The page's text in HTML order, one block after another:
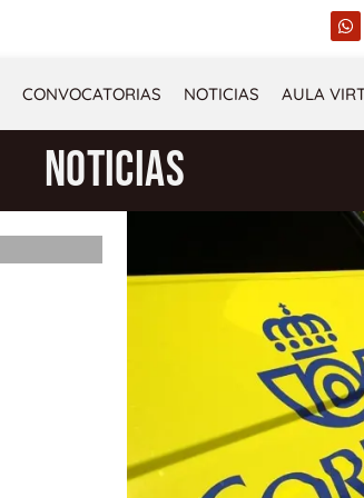
W
h
s
a
p
CONVOCATORIAS NOTICIAS AULA
NOTICIAS